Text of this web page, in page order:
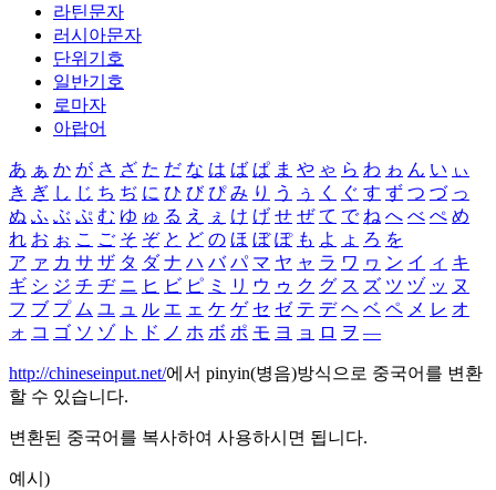
라틴문자
러시아문자
단위기호
일반기호
로마자
아랍어
あ ぁ か が さ ざ た だ な は ば ぱ ま や ゃ ら わ ゎ ん い ぃ
き ぎ し じ ち ぢ に ひ び ぴ み り う ぅ く ぐ す ず つ づ っ
ぬ ふ ぶ ぷ む ゆ ゅ る え ぇ け げ せ ぜ て で ね へ べ ぺ め
れ お ぉ こ ご そ ぞ と ど の ほ ぼ ぽ も よ ょ ろ を
ア ァ カ サ ザ タ ダ ナ ハ バ パ マ ヤ ャ ラ ワ ヮ ン イ ィ キ
ギ シ ジ チ ヂ ニ ヒ ビ ピ ミ リ ウ ゥ ク グ ス ズ ツ ヅ ッ ヌ
フ ブ プ ム ユ ュ ル エ ェ ケ ゲ セ ゼ テ デ ヘ ベ ペ メ レ オ
ォ コ ゴ ソ ゾ ト ド ノ ホ ボ ポ モ ヨ ョ ロ ヲ ―
http://chineseinput.net/에서 pinyin(병음)방식으로 중국어를 변환
할 수 있습니다.
변환된 중국어를 복사하여 사용하시면 됩니다.
예시)